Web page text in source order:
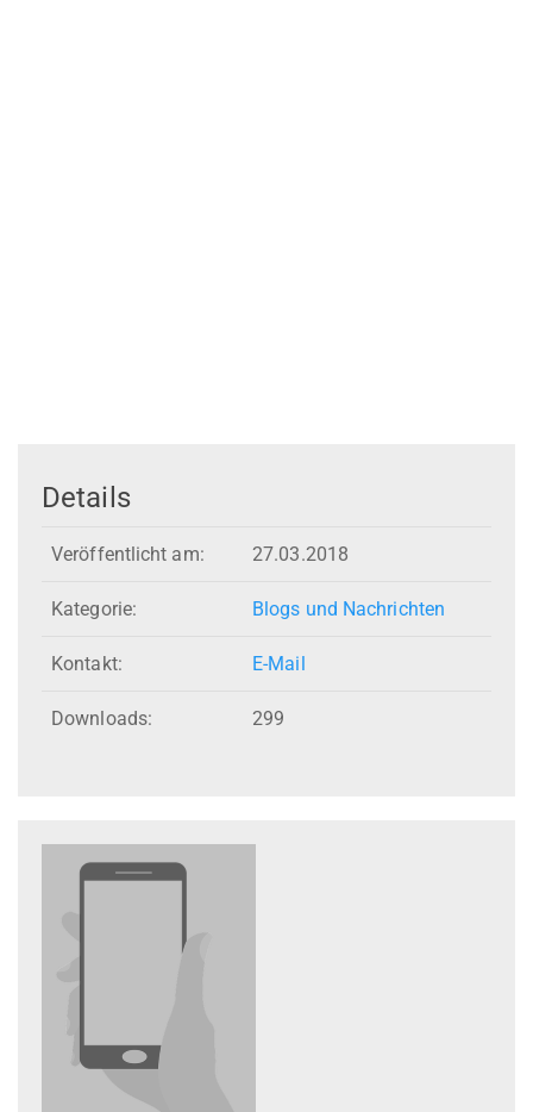
Details
Veröffentlicht am: 27.03.2018
Kategorie: Blogs und Nachrichten
Kontakt: E-Mail
Downloads: 299